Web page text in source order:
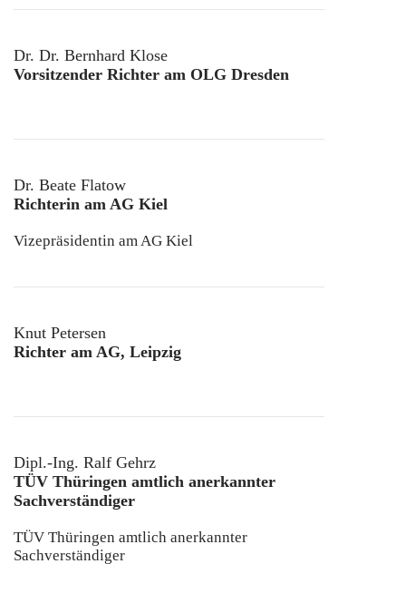
Dr. Dr. Bernhard Klose
Vorsitzender Richter am OLG Dresden
Dr. Beate Flatow
Richterin am AG Kiel
Vizepräsidentin am AG Kiel
Knut Petersen
Richter am AG, Leipzig
Dipl.-Ing. Ralf Gehrz
TÜV Thüringen amtlich anerkannter
Sachverständiger
TÜV Thüringen amtlich anerkannter
Sachverständiger